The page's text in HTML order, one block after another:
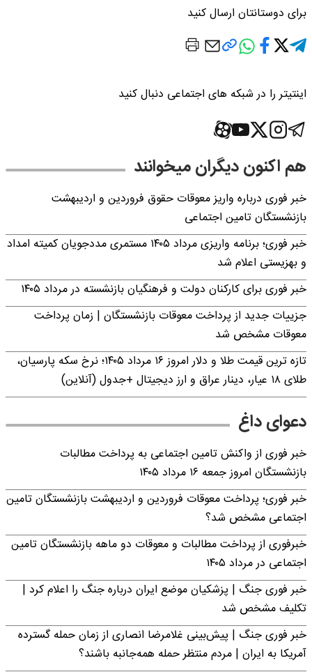
برای دوستانتان ارسال کنید
اینتیتر را در شبکه های اجتماعی دنبال کنید
هم اکنون دیگران میخوانند
خبر فوری درباره واریز معوقات حقوق فروردین و اردیبهشت
بازنشستگان تامین اجتماعی
خبر فوری؛ برنامه واریزی مرداد ۱۴۰۵ مستمری مددجویان کمیته امداد
و بهزیستی اعلام شد
خبر فوری برای کارکنان دولت و فرهنگیان بازنشسته در مرداد ۱۴۰۵
جزییات جدید از پرداخت معوقات بازنشستگان | زمان پرداخت
معوقات مشخص شد
تازه ترین قیمت طلا و دلار امروز ۱۶ مرداد ۱۴۰۵؛ نرخ سکه پارسیان،
طلای ۱۸ عیار، دینار عراق و ارز دیجیتال +جدول (آنلاین)
دعوای داغ
خبر فوری از واکنش تامین اجتماعی به پرداخت مطالبات
بازنشستگان امروز جمعه ۱۶ مرداد ۱۴۰۵
خبر فوری؛ پرداخت معوقات فروردین و اردیبهشت بازنشستگان تامین
اجتماعی مشخص شد؟
خبرفوری از پرداخت مطالبات و معوقات دو ماهه بازنشستگان تامین
اجتماعی در مرداد ۱۴۰۵
خبر فوری جنگ | پزشکیان موضع ایران درباره جنگ را اعلام کرد |
تکلیف مشخص شد
خبر فوری جنگ | پیش‌بینی غلامرضا انصاری از زمان حمله گسترده
آمریکا به ایران | مردم منتظر حمله همه‌جانبه باشند؟